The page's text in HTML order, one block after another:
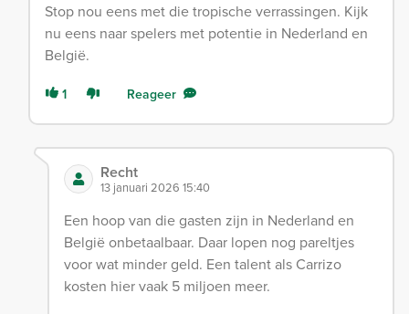
Stop nou eens met die tropische verrassingen. Kijk
nu eens naar spelers met potentie in Nederland en
België.
1 Reageer
Recht
13 januari 2026 15:40
Een hoop van die gasten zijn in Nederland en
België onbetaalbaar. Daar lopen nog pareltjes
voor wat minder geld. Een talent als Carrizo
kosten hier vaak 5 miljoen meer.